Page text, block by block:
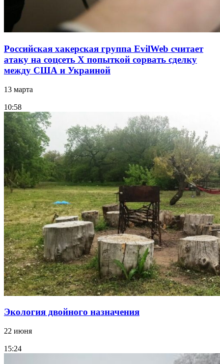
Российская хакерская группа EvilWeb считает
атаку на соцсеть Х попыткой сорвать сделку
между США и Украиной
13 марта
10:58
Экология двойного назначения
22 июня
15:24